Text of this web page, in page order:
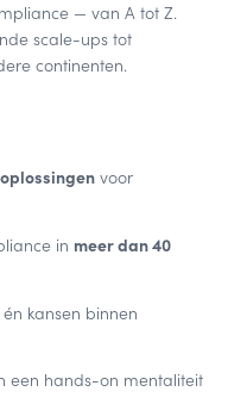
— van A tot Z.
scale-ups tot
continenten.
voor
in meer dan 40
kansen binnen
een hands-on mentaliteit